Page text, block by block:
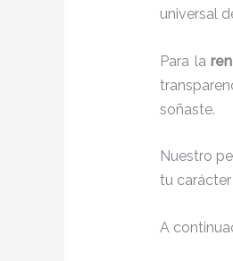
universal
Para la
soñaste.
Nuestro
tu
A